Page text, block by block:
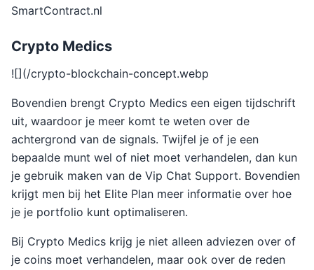
SmartContract.nl
Crypto Medics
![](/crypto-blockchain-concept.webp
Bovendien brengt Crypto Medics een eigen tijdschrift
uit, waardoor je meer komt te weten over de
achtergrond van de signals. Twijfel je of je een
bepaalde munt wel of niet moet verhandelen, dan kun
je gebruik maken van de Vip Chat Support. Bovendien
krijgt men bij het Elite Plan meer informatie over hoe
je je portfolio kunt optimaliseren.
Bij Crypto Medics krijg je niet alleen adviezen over of
je coins moet verhandelen, maar ook over de reden